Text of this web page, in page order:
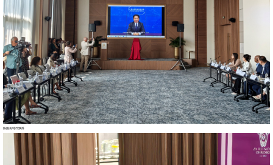
陈国友特代致辞